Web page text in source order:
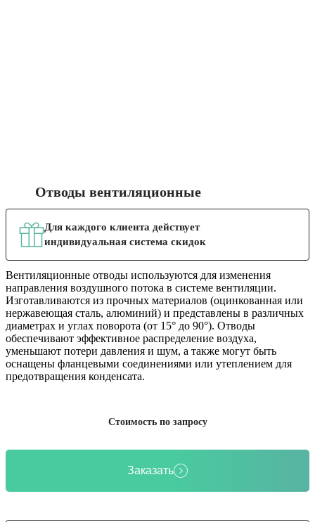
Отводы вентиляционные
Для каждого клиента действует
индивидуальная система скидок
Вентиляционные отводы используются для изменения
направления воздушного потока в системе вентиляции.
Изготавливаются из прочных материалов (оцинкованная или
нержавеющая сталь, алюминий) и представлены в различных
диаметрах и углах поворота (от 15° до 90°). Отводы
обеспечивают эффективное распределение воздуха,
уменьшают потери давления и шум, а также могут быть
оснащены фланцевыми соединениями или утеплением для
предотвращения конденсата.
Стоимость по запросу
Заказать